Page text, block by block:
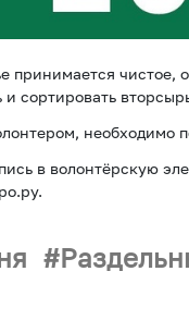
принимается
и сортировать
необходимо
в волонтёрскую